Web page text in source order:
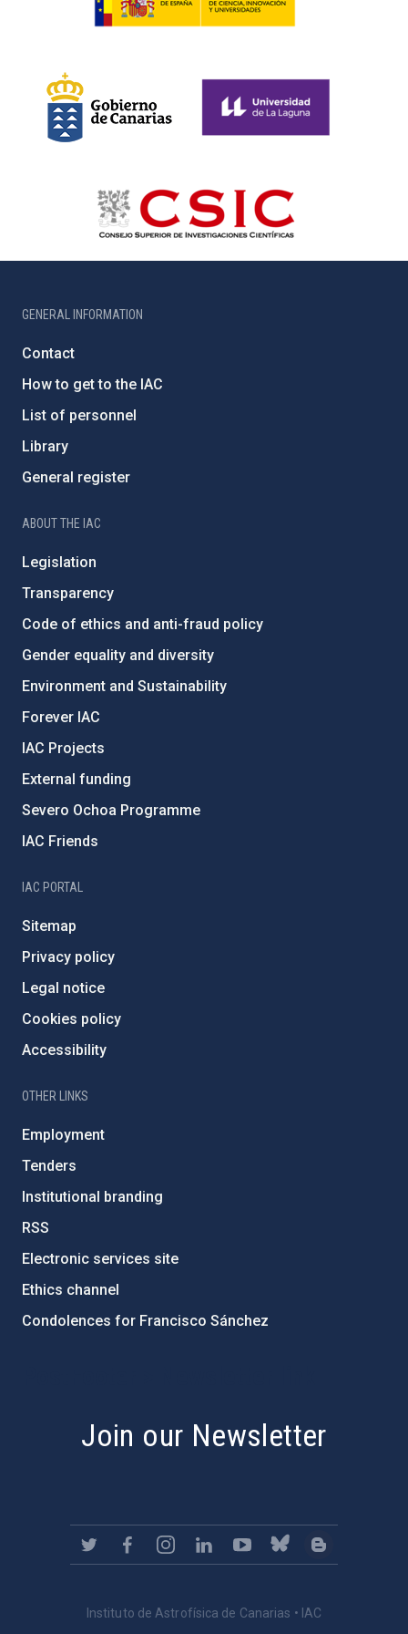
GENERAL INFORMATION
Contact
How to get to the IAC
List of personnel
Library
General register
ABOUT THE IAC
Legislation
Transparency
Code of ethics and anti-fraud policy
Gender equality and diversity
Environment and Sustainability
Forever IAC
IAC Projects
External funding
Severo Ochoa Programme
IAC Friends
IAC PORTAL
Sitemap
Privacy policy
Legal notice
Cookies policy
Accessibility
OTHER LINKS
Employment
Tenders
Institutional branding
RSS
Electronic services site
Ethics channel
Condolences for Francisco Sánchez
Join our Newsletter
Instituto de Astrofísica de Canarias • IAC